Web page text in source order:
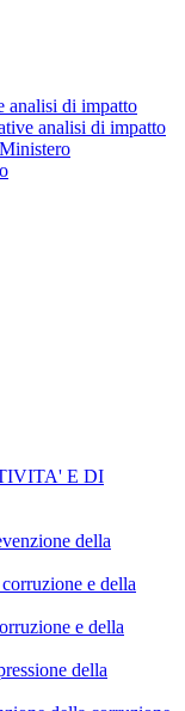
analisi di impatto
analisi di impatto
E DI
della
e della
e della
della